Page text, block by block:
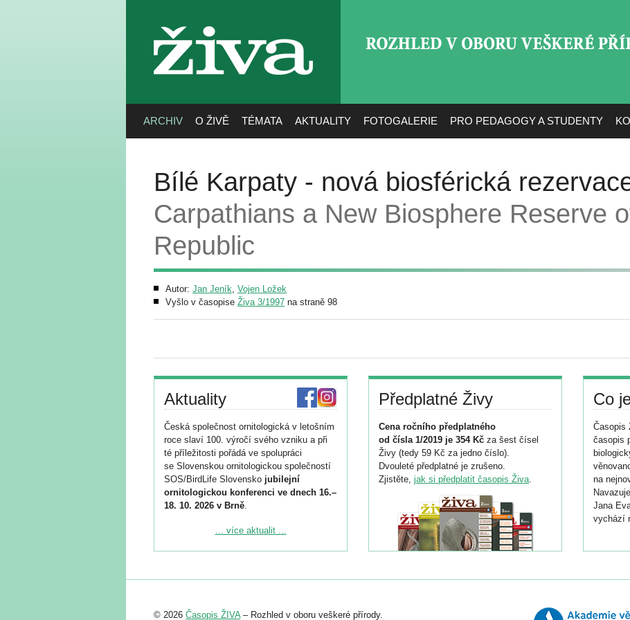
živa
ARCHIV O ŽIVĚ TÉMATA AKTUALITY FOTOGALERIE PRO PEDAGOGY A STUDENTY
Bílé Karpaty - nová biosférická
Carpathians a New Biosphere Reserve
Republic
Autor: Jan Jeník, Vojen Ložek
Vyšlo v časopise Živa 3/1997 na straně 98
Aktuality
Česká společnost ornitologická v letošním
roce slaví 100. výročí svého vzniku a při
té příležitosti pořádá ve spolupráci
se Slovenskou ornitologickou společností
SOS/BirdLife Slovensko jubilejní
ornitologickou konferenci ve dnech 16.–
18. 10. 2026 v Brně.
Podrobnější informace ke konferenci
Registrovat se můžete do 6. září.
abstraktu přihlášené přednášky nebo
... více aktualit ...
Předplatné Živy
Cena ročního předplatného
od čísla 1/2019 je 354 Kč za šest čísel
Živy (tedy 59 Kč za jedno číslo).
Dvouleté předplatné je zrušeno.
Zjistěte, jak si předplatit časopis Živa.
Co
Časopis
časopis
na
Jana
vychází
© 2026 Časopis ŽIVA– Rozhled v oboru veškeré přírody.